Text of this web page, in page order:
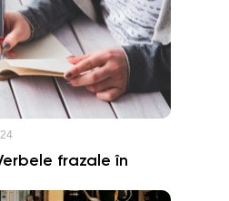
frazale în